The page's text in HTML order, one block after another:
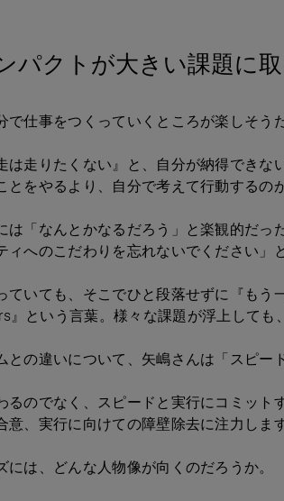
パクトが大きい課題に
仕事をつくっていくところが楽しそう
は走りたくない』と、自分が納得でき
とをやるより、自分で考えて行動するの
は「なんとかなるだろう」と楽観的だ
ィへのこだわりを忘れないでください」
ていても、そこでひと段落せずに『も
』という言葉。様々な課題が浮上して
の違いについて、矢嶋さんは「スピー
るのでなく、スピードと実行にコミッ
、実行に向けての障壁除去に注力します
は、どんな人物像が向くのだろうか。